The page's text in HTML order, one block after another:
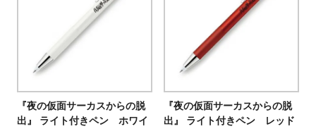
『夜の仮面サーカスからの脱
出』 ライト付きペン ホワイ
『夜の仮面サーカスからの脱
出』 ライト付きペン レッド